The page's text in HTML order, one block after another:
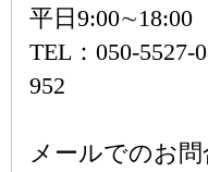
平日9:00∼18:00
TEL：050-
952
メールでのお問